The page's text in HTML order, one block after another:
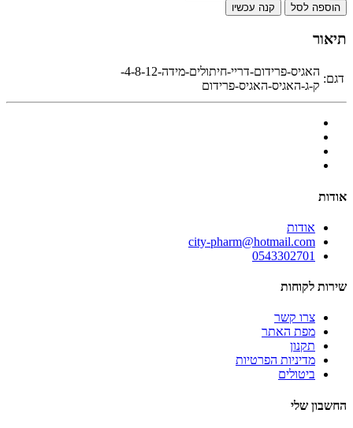
הוספה לסל קנה עכשיו
תיאור
דגם:
האגיס-פרידום-דריי-חיתולים-מידה-4-8-12-
ק-ג-האגיס-האגיס-פרידום
אודות
אודות
city-pharm@hotmail.com
0543302701
שירות לקוחות
צרו קשר
מפת האתר
תקנון
מדיניות הפרטיות
ביטולים
החשבון שלי